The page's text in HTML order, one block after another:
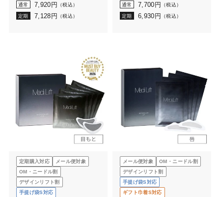
通常 7,920 円 （税込）
定期 7,128 円 （税込）
通常 7,700 円 （税込）
定期 6,930 円 （税込）
定期購入対応
メール便対象
OM・ニードル割
デザインリフト割
手提げ袋S対応
メール便対象
OM・ニードル割
デザインリフト割
手提げ袋S対応
ギフト巾着S対応